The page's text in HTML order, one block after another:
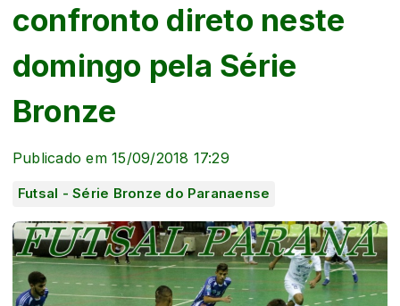
confronto direto neste
domingo pela Série
Bronze
Publicado em 15/09/2018 17:29
Futsal - Série Bronze do Paranaense